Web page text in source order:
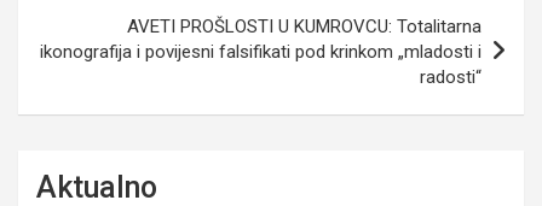
AVETI PROŠLOSTI U KUMROVCU: Totalitarna
ikonografija i povijesni falsifikati pod krinkom „mladosti i
radosti“
Aktualno